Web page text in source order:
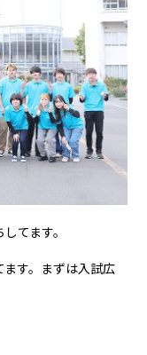
てます。
す。まずは入試広